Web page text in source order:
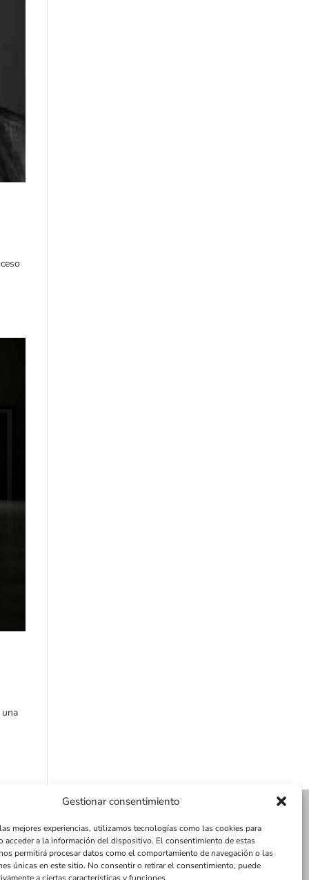
Gestionar consentimiento
mejores experiencias, utilizamos tecnologías como las cookies para
acceder a la información del dispositivo. El consentimiento de estas
permitirá procesar datos como el comportamiento de navegación o las
únicas en este sitio. No consentir o retirar el consentimiento, puede